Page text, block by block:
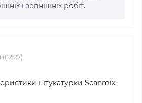
і зовнішніх робіт.
штукатурки Scanmix